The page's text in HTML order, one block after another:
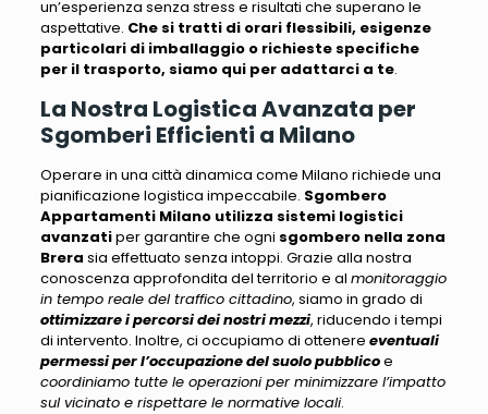
un’esperienza senza stress e risultati che superano le
aspettative. Che si tratti di orari flessibili, esigenze
particolari di imballaggio o richieste specifiche
per il trasporto, siamo qui per adattarci a te.
La Nostra Logistica Avanzata per
Sgomberi Efficienti a Milano
Operare in una città dinamica come Milano richiede una
pianificazione logistica impeccabile. Sgombero
Appartamenti Milano utilizza sistemi logistici
avanzatiper garantire che ogni sgombero nella zona
Brera sia effettuato senza intoppi. Grazie alla nostra
conoscenza approfondita del territorio e al monitoraggio
in tempo reale del traffico cittadino, siamo in grado di
ottimizzare i percorsi dei nostri mezzi, riducendo i tempi
di intervento. Inoltre, ci occupiamo di ottenere eventuali
permessi per l’occupazione del suolo pubblicoe
coordiniamo tutte le operazioni per minimizzare l’impatto
sul vicinato e rispettare le normative locali.